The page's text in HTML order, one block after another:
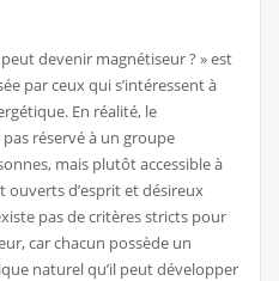
devenir magnétiseur ? » est
par ceux qui s’intéressent à
En réalité, le
pas réservé à un groupe
mais plutôt accessible à
ouverts d’esprit et désireux
pas de critères stricts pour
car chacun possède un
naturel qu’il peut développer